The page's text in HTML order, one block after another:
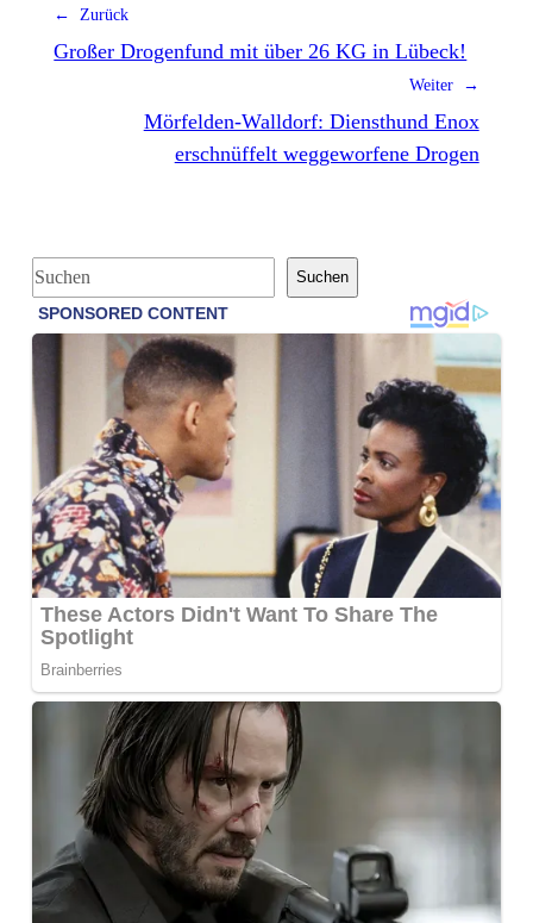
← Zurück
Großer Drogenfund mit über 26 KG in Lübeck!
Weiter →
Mörfelden-Walldorf: Diensthund Enox
erschnüffelt weggeworfene Drogen
S
u
h
e
n
Suchen